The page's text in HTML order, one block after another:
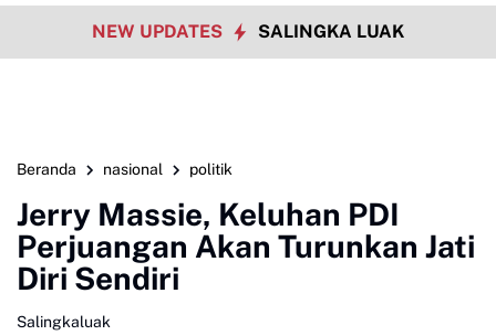
NEW UPDATES SALINGKA LUAK
Beranda nasional politik
Jerry Massie, Keluhan PDI
Perjuangan Akan Turunkan Jati
Diri Sendiri
Salingkaluak